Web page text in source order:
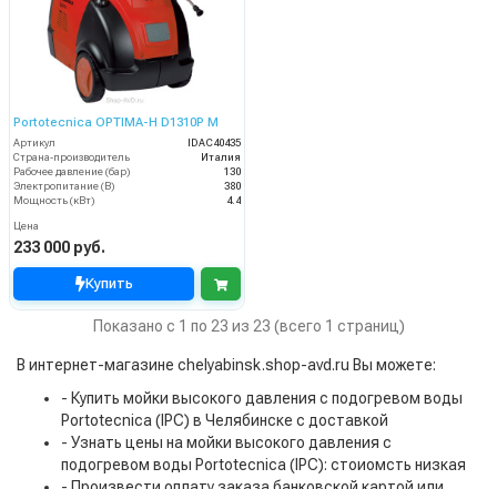
Portotecnica OPTIMA-H D1310P M
Артикул
IDAC40435
Страна-производитель
Италия
Рабочее давление (бар)
130
Электропитание (В)
380
Мощность (кВт)
4.4
Цена
233 000 руб.
Купить
Показано с 1 по 23 из 23 (всего 1 страниц)
В интернет-магазине chelyabinsk.shop-avd.ru Вы можете:
- Купить мойки высокого давления с подогревом воды
Portotecnica (IPC) в Челябинске с доставкой
- Узнать цены на мойки высокого давления с
подогревом воды Portotecnica (IPC): стоиомсть низкая